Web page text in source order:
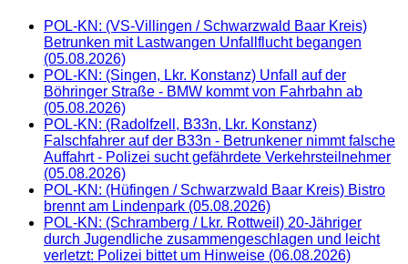
POL-KN: (VS-Villingen / Schwarzwald Baar Kreis)
Betrunken mit Lastwangen Unfallflucht begangen
(05.08.2026)
POL-KN: (Singen, Lkr. Konstanz) Unfall auf der
Böhringer Straße - BMW kommt von Fahrbahn ab
(05.08.2026)
POL-KN: (Radolfzell, B33n, Lkr. Konstanz)
Falschfahrer auf der B33n - Betrunkener nimmt falsche
Auffahrt - Polizei sucht gefährdete Verkehrsteilnehmer
(05.08.2026)
POL-KN: (Hüfingen / Schwarzwald Baar Kreis) Bistro
brennt am Lindenpark (05.08.2026)
POL-KN: (Schramberg / Lkr. Rottweil) 20-Jähriger
durch Jugendliche zusammengeschlagen und leicht
verletzt: Polizei bittet um Hinweise (06.08.2026)